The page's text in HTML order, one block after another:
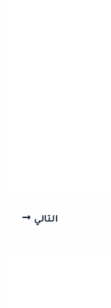
التالي